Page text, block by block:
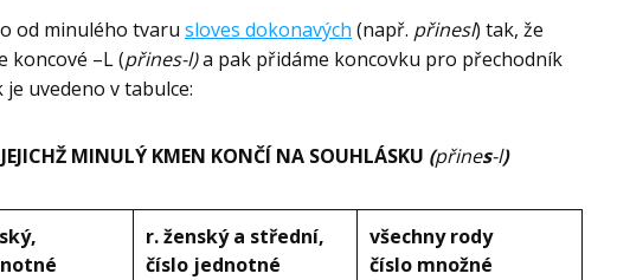
od minulého tvaru sloves dokonavých (např. přinesl) tak, že
koncové –L (přines-l)a pak přidáme koncovku pro přechodník
je uvedeno v tabulce:
MINULÝ KMEN KONČÍ NA SOUHLÁSKU (přines-l)
r. ženský a střední,
číslo jednotné
všechny rody
číslo množné